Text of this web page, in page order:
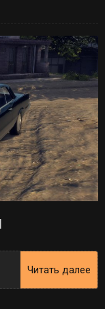
Читать далее